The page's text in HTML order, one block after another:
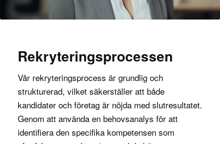
Rekryteringsprocessen
Vår rekryteringsprocess är grundlig och
strukturerad, vilket säkerställer att både
kandidater och företag är nöjda med slutresultatet.
Genom att använda en behovsanalys för att
identifiera den specifika kompetensen som